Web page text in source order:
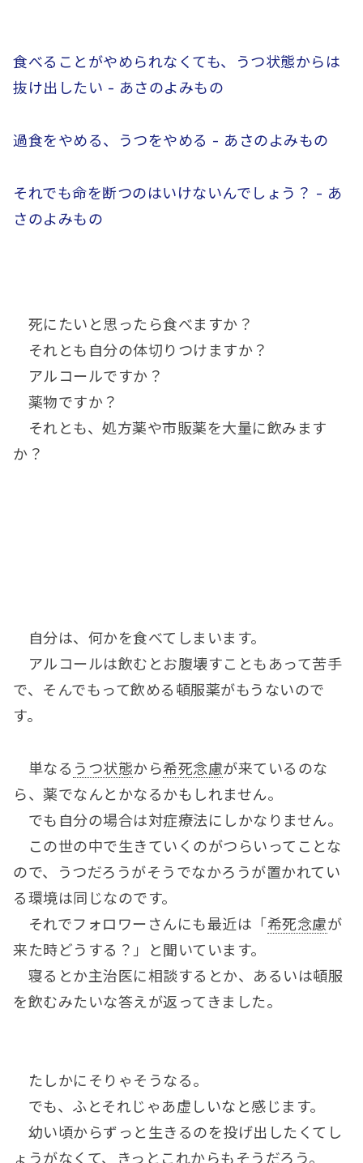
食べることがやめられなくても、うつ状態からは
抜け出したい - あさのよみもの
過食をやめる、うつをやめる - あさのよみもの
それでも命を断つのはいけないんでしょう？ - あ
さのよみもの
死にたいと思ったら食べますか？
それとも自分の体切りつけますか？
アルコールですか？
薬物ですか？
それとも、処方薬や市販薬を大量に飲みます
か？
自分は、何かを食べてしまいます。
アルコールは飲むとお腹壊すこともあって苦手
で、そんでもって飲める頓服薬がもうないので
す。
単なる うつ状態から希死念慮が来ているのな
ら、薬でなんとかなるかもしれません。
でも自分の場合は対症療法にしかなりません。
この世の中で生きていくのがつらいってことな
ので、うつだろうがそうでなかろうが置かれてい
る環境は同じなのです。
それでフォロワーさんにも最近は「希死念慮が
来た時どうする？」と聞いています。
寝るとか主治医に相談するとか、あるいは頓服
を飲むみたいな答えが返ってきました。
たしかにそりゃそうなる。
でも、ふとそれじゃあ虚しいなと感じます。
幼い頃からずっと生きるのを投げ出したくてし
ょうがなくて、きっとこれからもそうだろう。